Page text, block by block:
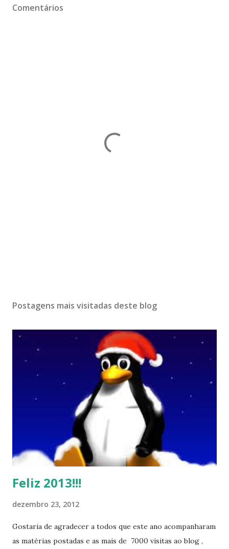
Comentários
Postagens mais visitadas deste blog
Feliz 2013!!!
dezembro 23, 2012
Gostaria de agradecer a todos que este ano acompanharam
as matérias postadas e as mais de 7000 visitas ao blog ,